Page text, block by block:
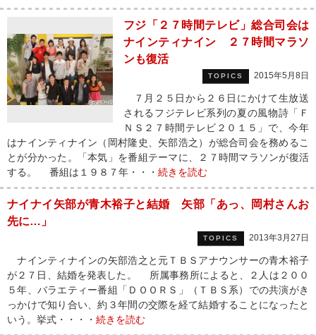
フジ「２７時間テレビ」総合司会は
ナインティナイン ２７時間マラソ
ンも復活
TOPICS 2015年5月8日
７月２５日から２６日にかけて生放送
されるフジテレビ系列の夏の風物詩「Ｆ
ＮＳ２７時間テレビ２０１５」で、今年
はナインティナイン（岡村隆史、矢部浩之）が総合司会を務めるこ
とが分かった。「本気」を番組テーマに、２７時間マラソンが復活
する。 番組は１９８７年・・・ 続きを読む
ナイナイ矢部が青木裕子と結婚 矢部「あっ、岡村さんお
先に…」
TOPICS 2013年3月27日
ナインティナインの矢部浩之と元ＴＢＳアナウンサーの青木裕子
が２７日、結婚を発表した。 所属事務所によると、２人は２００
５年、バラエティー番組「ＤＯＯＲＳ」（ＴＢＳ系）での共演がき
っかけで知り合い、約３年間の交際を経て結婚することになったと
いう。挙式・・・・ 続きを読む